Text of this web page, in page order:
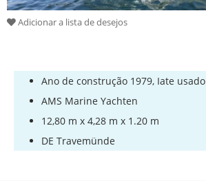
Adicionar a lista de desejos
Ano de construção 1979, Iate usado
AMS Marine Yachten
12,80 m x 4,28 m x 1.20 m
DE Travemünde